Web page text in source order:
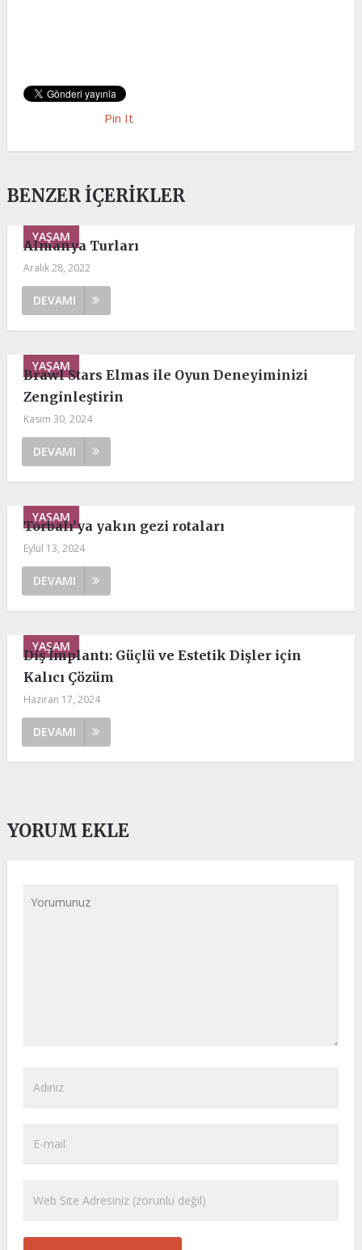
Pin It
BENZER İÇERIKLER
YAŞAM
Almanya Turları
Aralık 28, 2022
DEVAMI
YAŞAM
Brawl Stars Elmas ile Oyun Deneyiminizi
Zenginleştirin
Kasım 30, 2024
DEVAMI
YAŞAM
Torbalı’ya yakın gezi rotaları
Eylül 13, 2024
DEVAMI
YAŞAM
Diş İmplantı: Güçlü ve Estetik Dişler için
Kalıcı Çözüm
Haziran 17, 2024
DEVAMI
YORUM EKLE